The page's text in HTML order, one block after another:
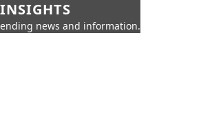
news and information.